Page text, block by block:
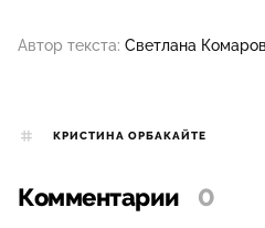
Автор текста: Светлана
КРИСТИНА ОРБАКАЙТЕ
Комментарии 0